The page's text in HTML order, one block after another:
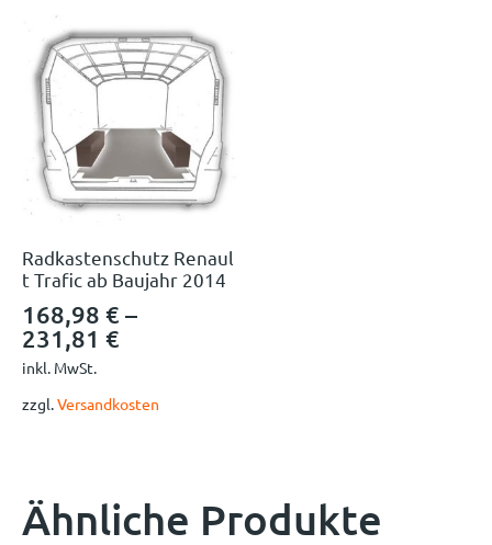
Radkastenschutz Renaul
t Trafic ab Baujahr 2014
168,98 € –
231,81 €
inkl. MwSt.
zzgl.Versandkosten
Ähnliche Produkte